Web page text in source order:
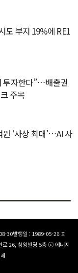
도 부지 19%에 RE1
투자한다”…배출권
주목
‘사상 최대’…AI 사
30발행일 : 1989-05-26 회
로 26, 청양빌딩 5층ⓒ 에너지